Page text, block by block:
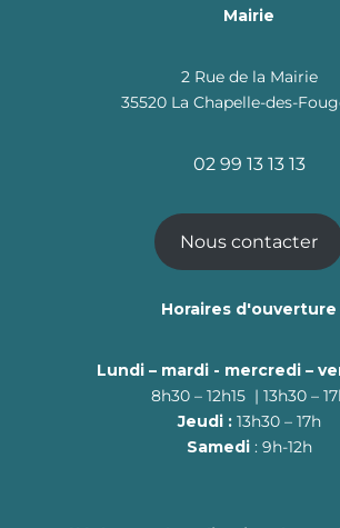
Mairie
2 Rue de la Mairie
35520 La Chapelle-des-
02 99 13 13 13
Nous contacter
Horaires d'ouverture
Lundi – mardi - mercredi –
8h30 – 12h15 | 13h30 –
Jeudi :13h30 – 17h
Samedi : 9h-12h